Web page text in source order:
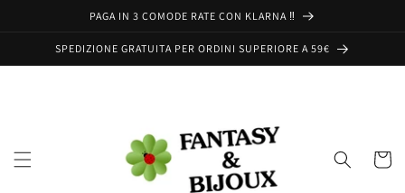
direttamentePAGA IN 3 COMODE RATE CON KLARNA ‼️
SPEDIZIONE GRATUITA PER ORDINI SUPERIORE A 59€
Carrello